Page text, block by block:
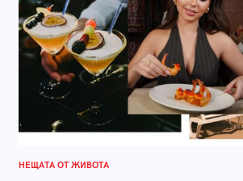
НЕЩАТА ОТ ЖИВОТА